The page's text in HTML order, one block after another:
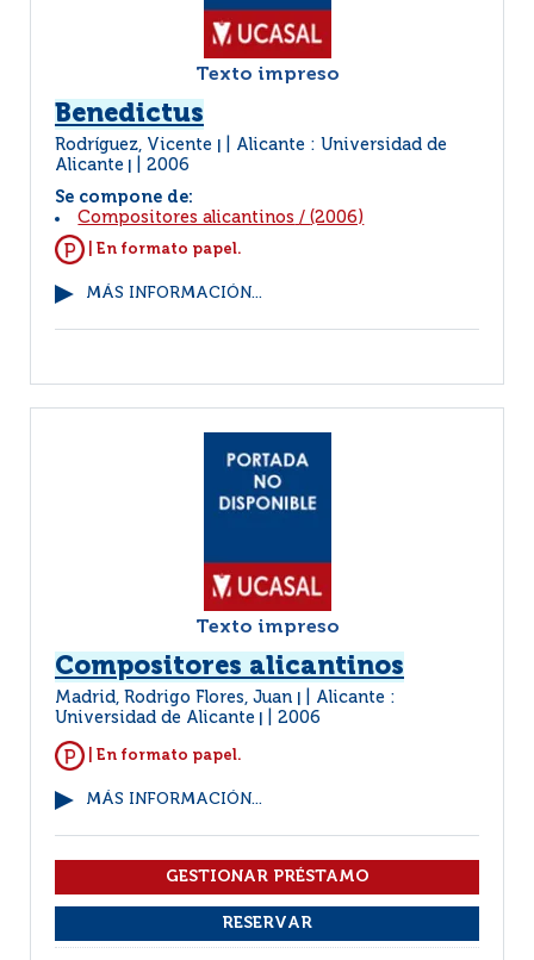
Texto impreso
Benedictus
Rodríguez, Vicente
Alicante : Universidad de
Alicante
2006
Se compone de:
Compositores alicantinos /(2006)
| En formato papel.
MÁS INFORMACIÓN...
Texto impreso
Compositores alicantinos
Madrid, Rodrigo Flores, Juan
Alicante :
Universidad de Alicante
2006
| En formato papel.
MÁS INFORMACIÓN...